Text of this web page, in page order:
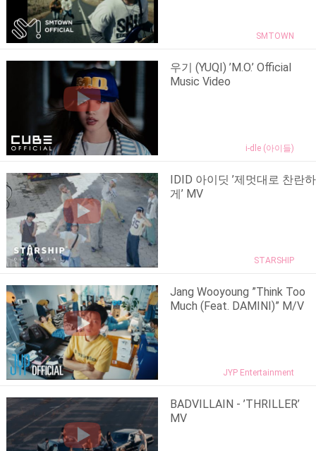
SMTOWN
우기 (YUQI) ’M.O.’ Official
Music Video
i-dle (아이들)
IDID 아이딧 ’제멋대로 찬란하
게’ MV
STARSHIP
Jang Wooyoung ”Think Too
Much (Feat. DAMINI)” M/V
JYP Entertainment
BADVILLAIN - ’THRILLER’
MV